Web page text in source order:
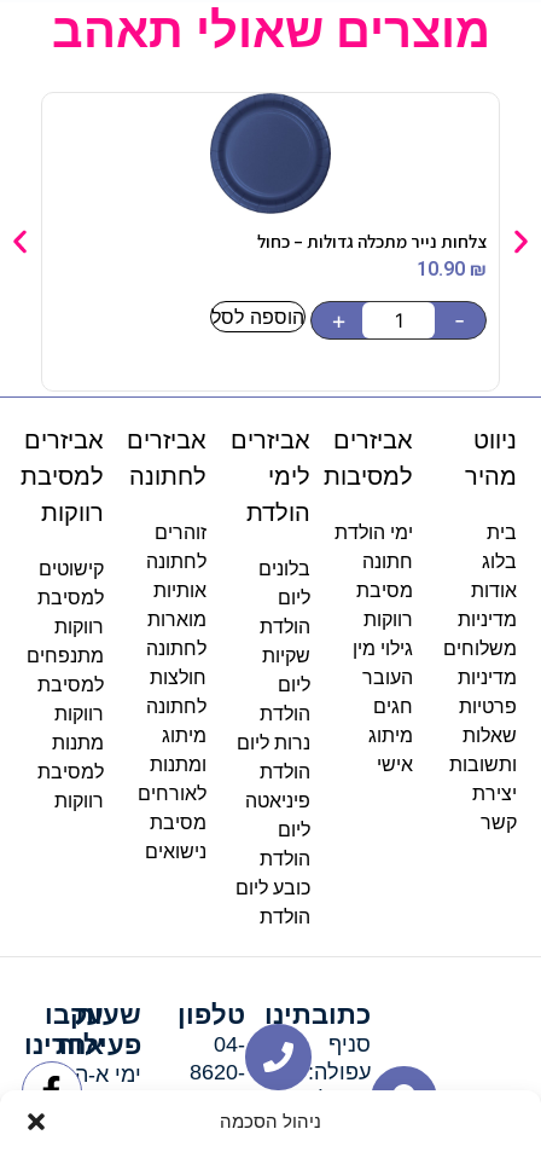
ניהול הסכמה
מוצרים שאולי תאהב
צלחות נייר מתכלה גדולות – כחול
10.90 ₪
-
+ הוספה לסל
ניווט
מהיר
בית
בלוג
אודות
מדיניות
משלוחים
מדיניות
פרטיות
שאלות
ותשובות
יצירת
קשר
אביזרים
למסיבות
ימי הולדת
חתונה
מסיבת
רווקות
גילוי מין
העובר
חגים
מיתוג
אישי
אביזרים
לימי
הולדת
בלונים
ליום
הולדת
שקיות
ליום
הולדת
נרות ליום
הולדת
פיניאטה
ליום
הולדת
כובע ליום
הולדת
אביזרים
לחתונה
זוהרים
לחתונה
אותיות
מוארות
לחתונה
חולצות
לחתונה
מיתוג
ומתנות
לאורחים
מסיבת
נישואים
אביזרים
למסיבת
רווקות
קישוטים
למסיבת
רווקות
מתנפחים
למסיבת
רווקות
מתנות
למסיבת
רווקות
כתובתינו
סניף
עפולה:
סניף מגדל
טלפון
04-
8620-
שעות
פעילות
ימי א-ה:
עקבו
אחרינו